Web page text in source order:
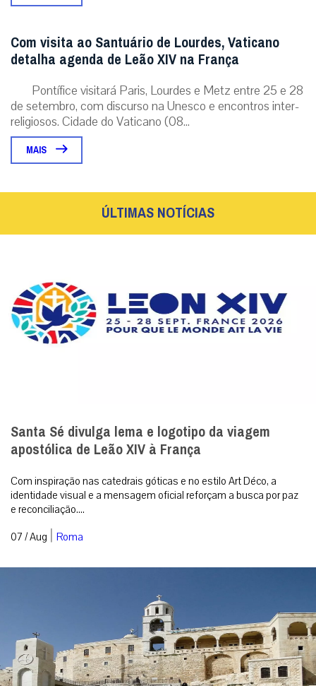
Com visita ao Santuário de Lourdes, Vaticano
detalha agenda de Leão XIV na França
Pontífice visitará Paris, Lourdes e Metz entre 25 e 28
de setembro, com discurso na Unesco e encontros inter-
religiosos. Cidade do Vaticano (08...
MAIS
ÚLTIMAS NOTÍCIAS
Santa Sé divulga lema e logotipo da viagem
apostólica de Leão XIV à França
Com inspiração nas catedrais góticas e no estilo Art Déco, a
identidade visual e a mensagem oficial reforçam a busca por paz
e reconciliação....
07 / Aug | Roma